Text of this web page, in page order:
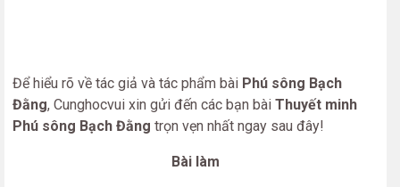
Để hiểu rõ về tác giả và tác phẩm bài Phú sông Bạch
Đằng, Cunghocvui xin gửi đến các bạn bài Thuyết minh
Phú sông Bạch Đằng trọn vẹn nhất ngay sau đây!
Bài làm